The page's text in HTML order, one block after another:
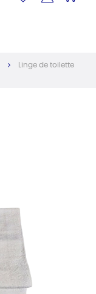
Linge de toilette